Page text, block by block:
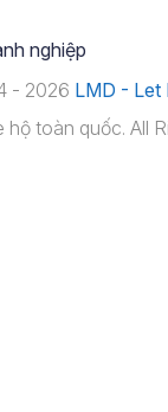
nghiệp
- 2026 LMD - Let
hộ toàn quốc. All